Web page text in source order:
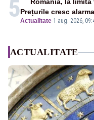
5Actualitate-1 aug. 2026,
Prețurile cresc
ACTUALITATE